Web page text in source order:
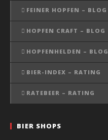
FEINER HOPFEN – BLOG
HOPFEN CRAFT – BLOG
HOPFENHELDEN – BLOG
BIER-INDEX – RATING
RATEBEER – RATING
BIER SHOPS